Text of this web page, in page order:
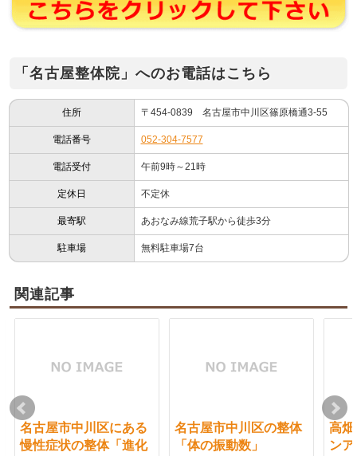
「名古屋整体院」へのお電話はこちら
住所 〒454-0839 名古屋市中川区篠原橋通3-55
電話番号 052-304-7577
電話受付 午前9時～21時
定休日 不定休
最寄駅 あおなみ線荒子駅から徒歩3分
駐車場 無料駐車場7台
関連記事
名古屋市中川区にある
慢性症状の整体「進化
名古屋市中川区の整体
「体の振動数」
高
ン